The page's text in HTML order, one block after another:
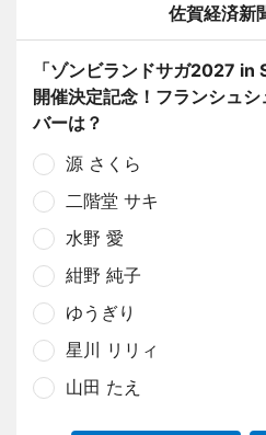
佐賀経済新
「ゾンビランドサガ2027 in
開催決定記念！フランシュ
バーは？
源 さくら
二階堂 サキ
水野 愛
紺野 純子
ゆうぎり
星川 リリィ
山田 たえ